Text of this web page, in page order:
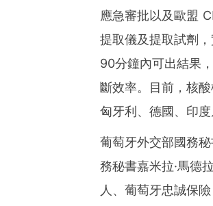
應急審批以及歐盟
提取儀及提取試劑
90分鐘內可出結果
斷效率。目前，核
匈牙利、德國、印度
葡萄牙外交部國務
務秘書嘉米拉·馬德
人、葡萄牙忠誠保